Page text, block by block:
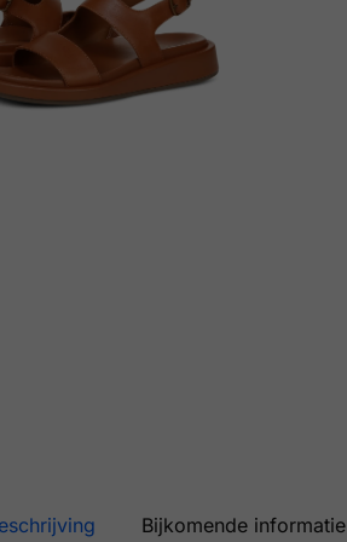
Bijkomende informatie